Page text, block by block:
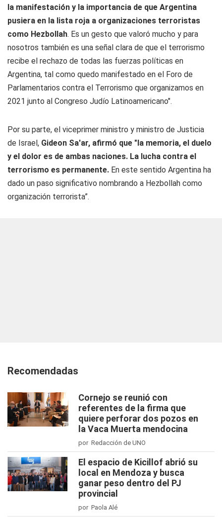
la manifestación y la importancia de que Argentina
pusiera en la lista roja a organizaciones terroristas
como Hezbollah. Es un gesto que valoró mucho y para
nosotros también es una señal clara de que el terrorismo
recibe el rechazo de todas las fuerzas políticas en
Argentina, tal como quedo manifestado en el Foro de
Parlamentarios contra el Terrorismo que organizamos en
2021 junto al Congreso Judío Latinoamericano".
Por su parte, el viceprimer ministro y ministro de Justicia
de Israel, Gideon Sa'ar, afirmó que "la memoria, el duelo
y el dolor es de ambas naciones. La lucha contra el
terrorismo es permanente. En este sentido Argentina ha
dado un paso significativo nombrando a Hezbollah como
organización terrorista”.
Recomendadas
Cornejo se reunió con
referentes de la firma que
quiere perforar dos pozos en
la Vaca Muerta mendocina
por Redacción de UNO
El espacio de Kicillof abrió su
local en Mendoza y busca
ganar peso dentro del PJ
provincial
por Paola Alé